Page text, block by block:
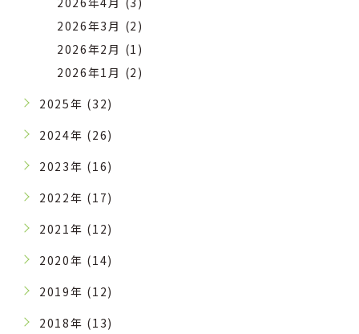
2026年3月 (2)
2026年2月 (1)
2026年1月 (2)
2025年 (32)
2024年 (26)
2023年 (16)
2022年 (17)
2021年 (12)
2020年 (14)
2019年 (12)
2018年 (13)